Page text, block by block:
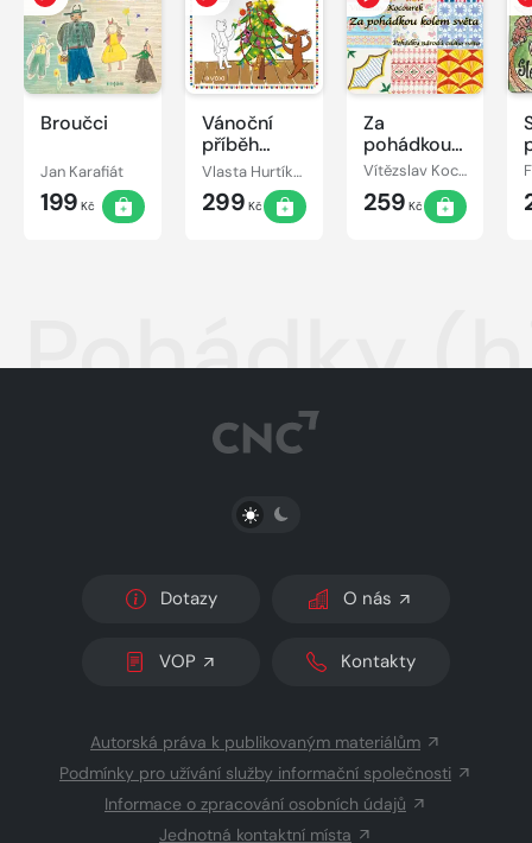
Broučci
Jan Karafiát
199 Kč
Vánoční
příběh
pejska a
kočičky
Vlasta Hurtíková
299 Kč
Za
pohádkou
kolem
světa
Vítězslav Kocourek
259 Kč
Pohádky
PŘEPNOUT SVĚTLÝ/TMAVÝ REŽIM
Dotazy O nás
VOP Kontakty
Autorská práva k publikovaným materiálům
Podmínky pro užívání služby informační společnosti
Informace o zpracování osobních údajů
Jednotná kontaktní místa